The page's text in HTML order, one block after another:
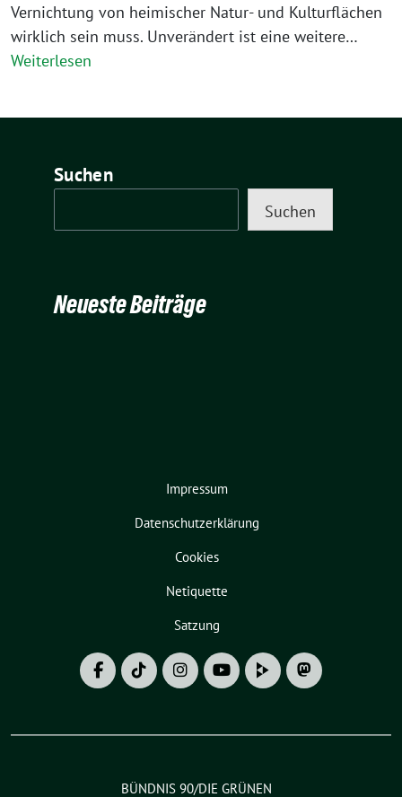
Vernichtung von heimischer Natur- und Kulturflächen
wirklich sein muss. Unverändert ist eine weitere…
Weiterlesen
Suchen
Suchen
Neueste Beiträge
Impressum
Datenschutzerklärung
Cookies
Netiquette
Satzung
BÜNDNIS 90/DIE GRÜNEN